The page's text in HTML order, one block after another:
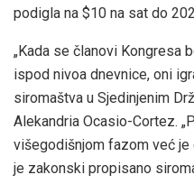
podigla na $10 na sat do
„Kada se članovi Kongresa
ispod nivoa dnevnice, oni
siromaštva u Sjedinjenim
Alekandria Ocasio-Cortez.
višegodišnjom fazom već
je zakonski propisano